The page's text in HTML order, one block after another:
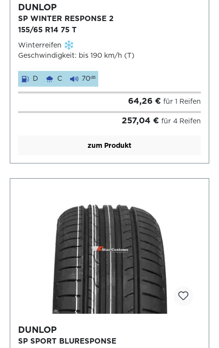
DUNLOP
SP WINTER RESPONSE 2
155/65 R14 75 T
Winterreifen
Geschwindigkeit: bis 190 km/h (T)
D C 70dB
64,26 € für 1 Reifen
257,04 € für 4 Reifen
zum Produkt
DUNLOP
SP SPORT BLURESPONSE